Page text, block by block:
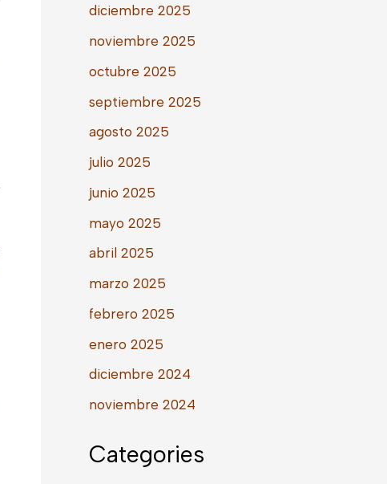
diciembre 2025
noviembre 2025
octubre 2025
septiembre 2025
agosto 2025
julio 2025
junio 2025
mayo 2025
abril 2025
marzo 2025
febrero 2025
enero 2025
diciembre 2024
noviembre 2024
Categories